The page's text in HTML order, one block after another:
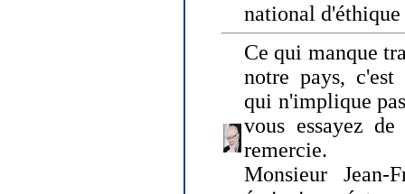
national d'éthique
Ce qui manque
notre pays,
qui n'implique
vous essayez
remercie.
Monsieur Jean-